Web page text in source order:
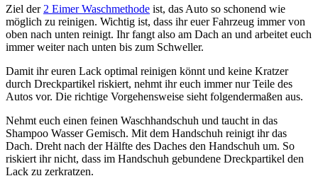
Ziel der 2 Eimer Waschmethode ist, das Auto so schonend wie
möglich zu reinigen. Wichtig ist, dass ihr euer Fahrzeug immer von
oben nach unten reinigt. Ihr fangt also am Dach an und arbeitet euch
immer weiter nach unten bis zum Schweller.
Damit ihr euren Lack optimal reinigen könnt und keine Kratzer
durch Dreckpartikel riskiert, nehmt ihr euch immer nur Teile des
Autos vor. Die richtige Vorgehensweise sieht folgendermaßen aus.
Nehmt euch einen feinen Waschhandschuh und taucht in das
Shampoo Wasser Gemisch. Mit dem Handschuh reinigt ihr das
Dach. Dreht nach der Hälfte des Daches den Handschuh um. So
riskiert ihr nicht, dass im Handschuh gebundene Dreckpartikel den
Lack zu zerkratzen.